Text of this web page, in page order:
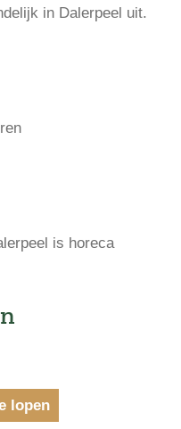
in Dalerpeel uit.
is horeca
lopen